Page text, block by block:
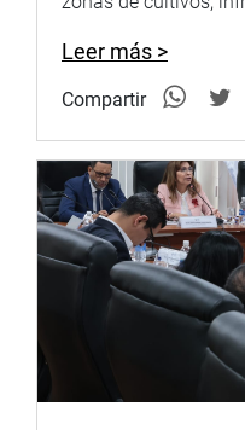
Leer más >
Compartir